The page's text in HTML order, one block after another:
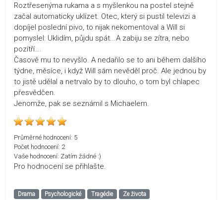
Roztřesenýma rukama a s myšlenkou na postel stejně
začal automaticky uklízet. Otec, který si pustil televizi a
dopíjel poslední pivo, to nijak nekomentoval a Will si
pomyslel: Uklidím, půjdu spát...A zabiju se zítra, nebo
pozítří….
Časově mu to nevyšlo. A nedařilo se to ani během dalšího
týdne, měsíce, i když Will sám nevěděl proč. Ale jednou by
to jistě udělal a netrvalo by to dlouho, o tom byl chlapec
přesvědčen.
Jenomže, pak se seznámil s Michaelem.
Průměrné hodnocení: 5
Počet hodnocení: 2
Vaše hodnocení: Zatím žádné :)
Pro hodnocení se přihlašte.
Drama Psychologické Tragédie Ze života